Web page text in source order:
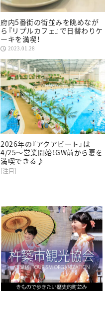
府内5番街の街並みを眺めなが
ら『リプルカフェ』で日替わりケ
ーキを満喫！
2023.01.28
2026年の『アクアビート』は
4/25～営業開始！GW前から夏を
満喫できる♪
[注目]